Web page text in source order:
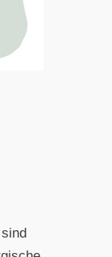
sind